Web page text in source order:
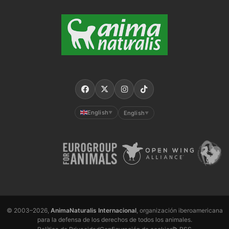
English ▼ English ▼
© 2003–2026, AnimaNaturalis Internacional, organización iberoamericana
para la defensa de los derechos de todos los animales.